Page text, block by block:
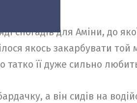
спогадів для Аміни, до
якось закарбувати
татко її дуже сильно
а він сидів на